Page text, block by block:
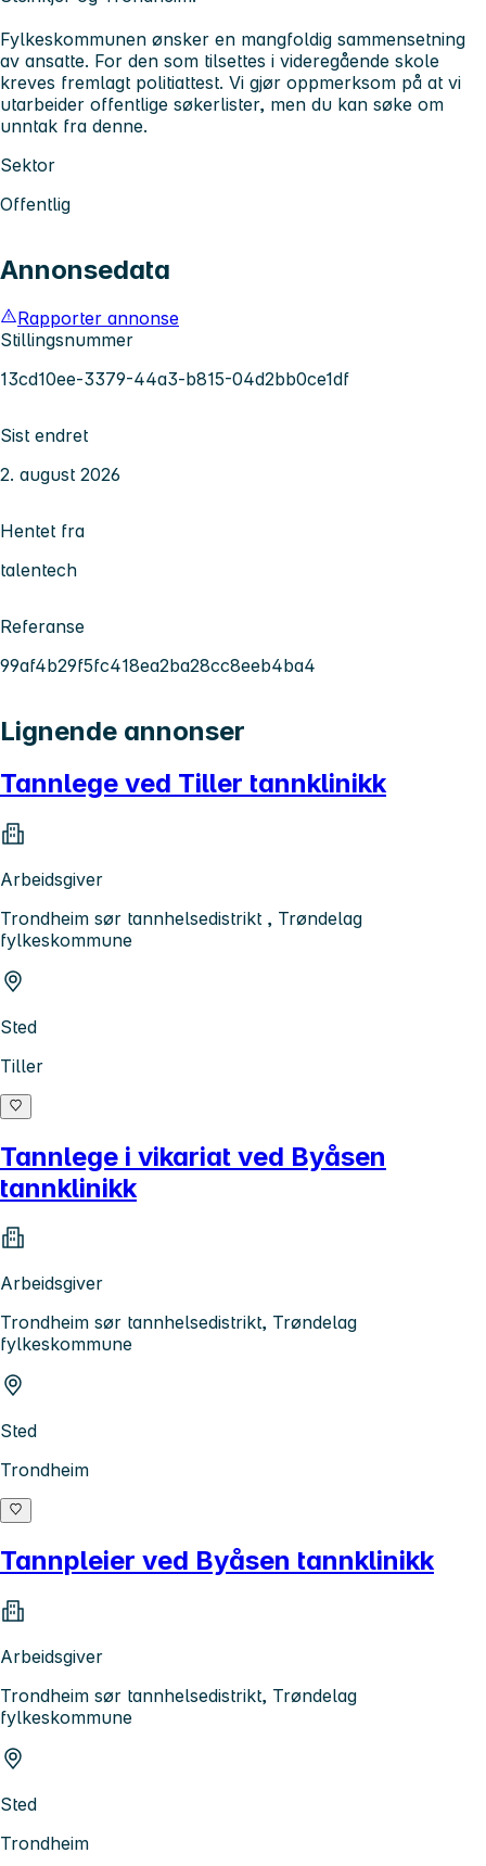
Fylkeskommunen ønsker en mangfoldig sammensetning
av ansatte. For den som tilsettes i videregående skole
kreves fremlagt politiattest. Vi gjør oppmerksom på at vi
utarbeider offentlige søkerlister, men du kan søke om
unntak fra denne.
Sektor
Offentlig
Annonsedata
Rapporter annonse
Stillingsnummer
13cd10ee-3379-44a3-b815-04d2bb0ce1df
Sist endret
2. august 2026
Hentet fra
talentech
Referanse
99af4b29f5fc418ea2ba28cc8eeb4ba4
Lignende annonser
Tannlege ved Tiller tannklinikk
Arbeidsgiver
Trondheim sør tannhelsedistrikt , Trøndelag
fylkeskommune
Sted
Tiller
Tannlege i vikariat ved Byåsen
tannklinikk
Arbeidsgiver
Trondheim sør tannhelsedistrikt, Trøndelag
fylkeskommune
Sted
Trondheim
Tannpleier ved Byåsen tannklinikk
Arbeidsgiver
Trondheim sør tannhelsedistrikt, Trøndelag
fylkeskommune
Sted
Trondheim